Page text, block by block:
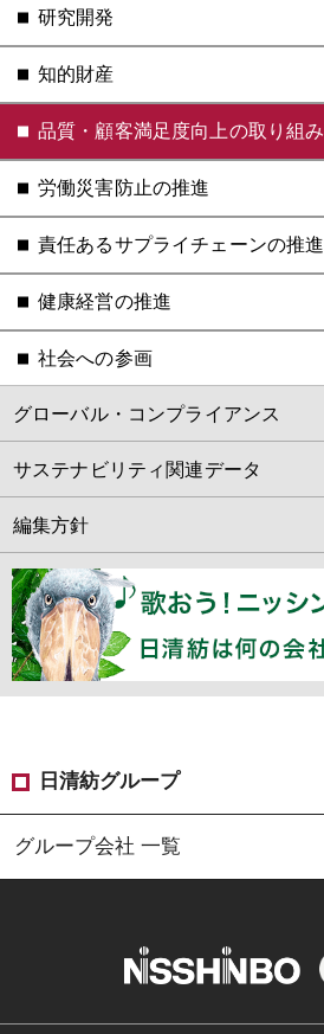
研究開発
知的財産
品質・顧客満足度向上の取り組み
労働災害防止の推進
責任あるサプライチェーンの推進
健康経営の推進
社会への参画
グローバル・コンプライアンス
サステナビリティ関連データ
編集方針
日清紡グループ
グループ会社 一覧